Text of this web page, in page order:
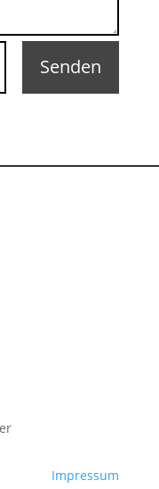
Senden
Impressum